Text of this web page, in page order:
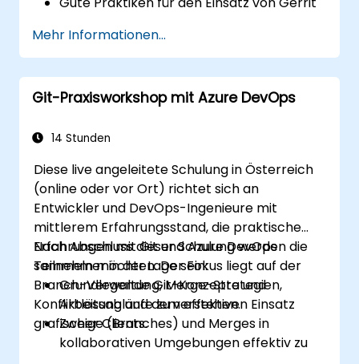
zu erlernen.
Ein Gerrit-Projekt zu verwalten und zu
konfigurieren.
Mehr Informationen...
Git-Praxisworkshop mit Azure DevOps
14 Stunden
Diese live angeleitete Schulung in Österreich
(online oder vor Ort) richtet sich an
Entwickler und DevOps-Ingenieure mit
mittlerem Erfahrungsstand, die praktische
Erfahrungen mit Git und Azure DevOps
sammeln möchten. Der Fokus liegt auf der
Branch-Verwaltung, Merge-Strategien,
Konfliktlösung und dem effektiven Einsatz
grafischer Clients.
Nach Abschluss dieser Schulung werden die
Teilnehmer in der Lage sein:
Grundlegende Git-Konzepte und
Arbeitsabläufe zu verstehen.
Zweige (Branches) und Merges in
kollaborativen Umgebungen effektiv zu